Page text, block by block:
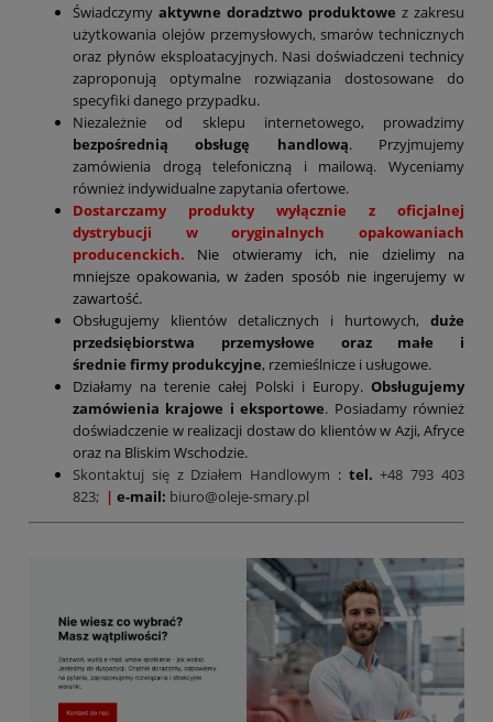
Świadczymy aktywne doradztwo produktowe z zakresu
użytkowania olejów przemysłowych, smarów technicznych
oraz płynów eksploatacyjnych. Nasi doświadczeni technicy
zaproponują optymalne rozwiązania dostosowane do
specyfiki danego przypadku.
Niezależnie od sklepu internetowego, prowadzimy
bezpośrednią obsługę handlową. Przyjmujemy
zamówienia drogą telefoniczną i mailową. Wyceniamy
również indywidualne zapytania ofertowe.
Dostarczamy produkty wyłącznie z oficjalnej
dystrybucji w oryginalnych opakowaniach
producenckich. Nie otwieramy ich, nie dzielimy na
mniejsze opakowania, w żaden sposób nie ingerujemy w
zawartość.
Obsługujemy klientów detalicznych i hurtowych, duże
przedsiębiorstwa przemysłowe oraz małe i
średnie firmy produkcyjne, rzemieślnicze i usługowe.
Działamy na terenie całej Polski i Europy. Obsługujemy
zamówienia krajowe i eksportowe. Posiadamy również
doświadczenie w realizacji dostaw do klientów w Azji, Afryce
oraz na Bliskim Wschodzie.
Skontaktuj się z Działem Handlowym : tel.+48 793 403
823; | e-mail: biuro@oleje-smary.pl